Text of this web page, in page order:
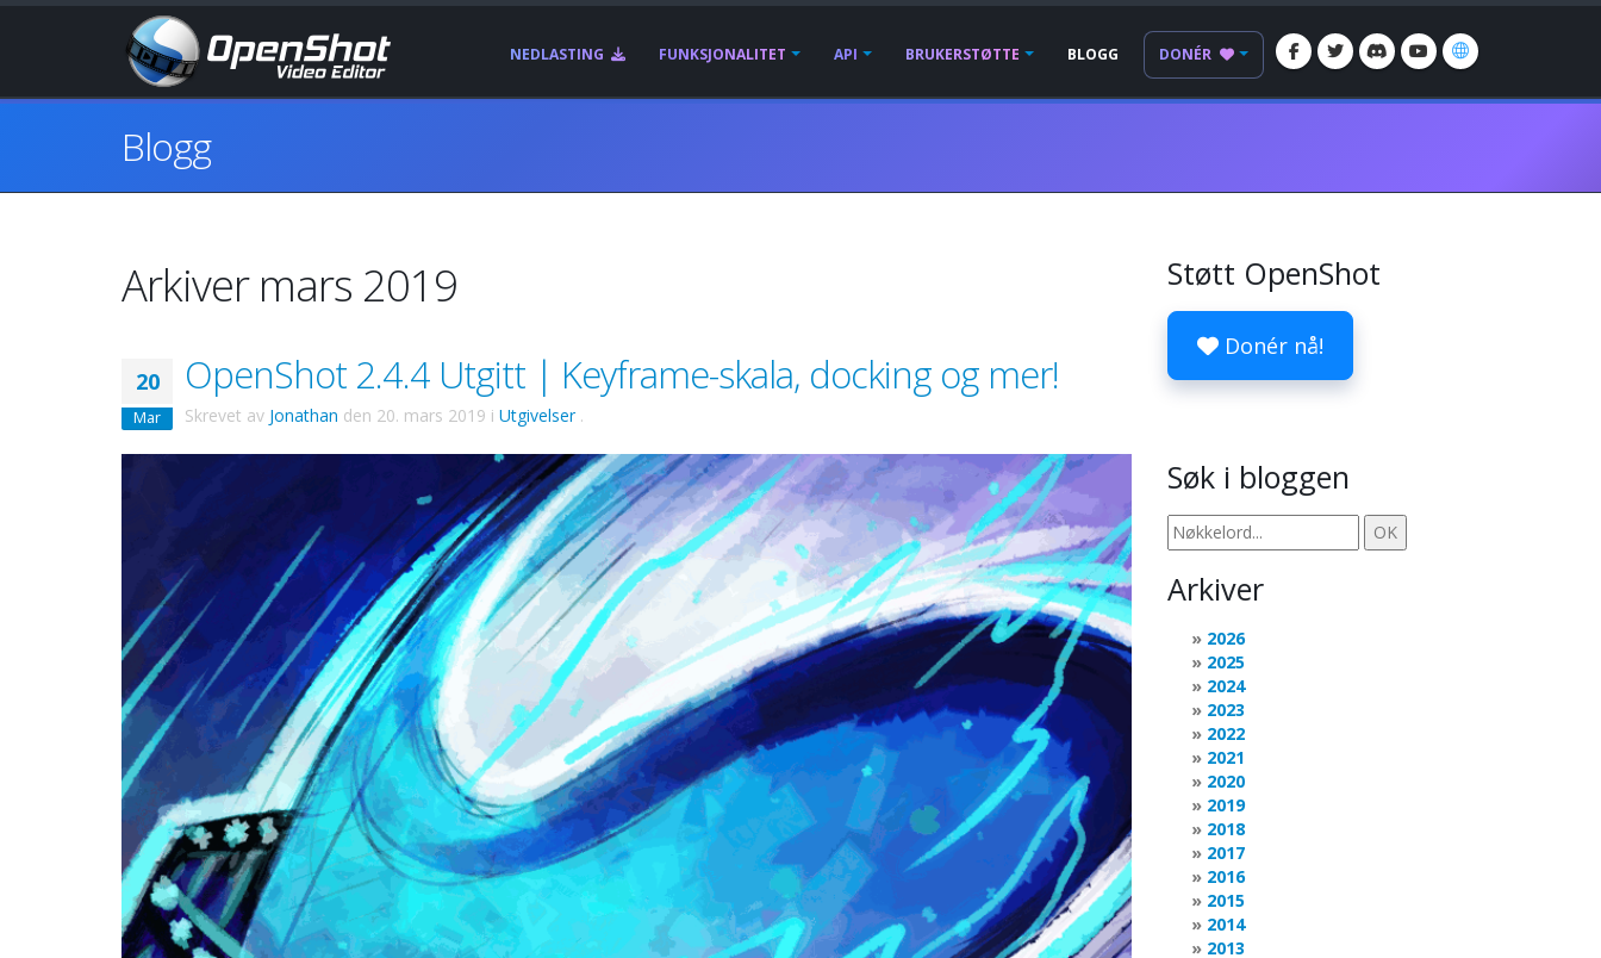
NEDLASTING FUNKSJONALITET API BRUKERSTØTTE BLOGG DONÉR
Blogg
Arkiver mars 2019
20
Mar
OpenShot 2.4.4 Utgitt | Keyframe-skala, docking og mer!
Skrevet av Jonathan den 20. mars 2019 i Utgivelser.
Støtt OpenShot
Donér nå!
Søk i bloggen
Arkiver
2026
2025
2024
2023
2022
2021
2020
2019
2018
2017
2016
2015
2014
2013